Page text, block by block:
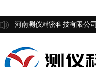
河南测仪精密科技有限公司